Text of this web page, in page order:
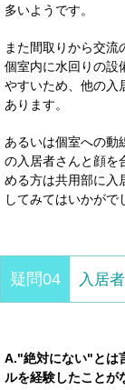
多いようです。
また間取りから交流
個室内に水回りの設
やすいため、他の入
あります。
あるいは個室への動
の入居者さんと顔を
める方は共用部に入
してみてはいかがで
疑問04 入居
A."絶対にない"とは
ルを経験したことが